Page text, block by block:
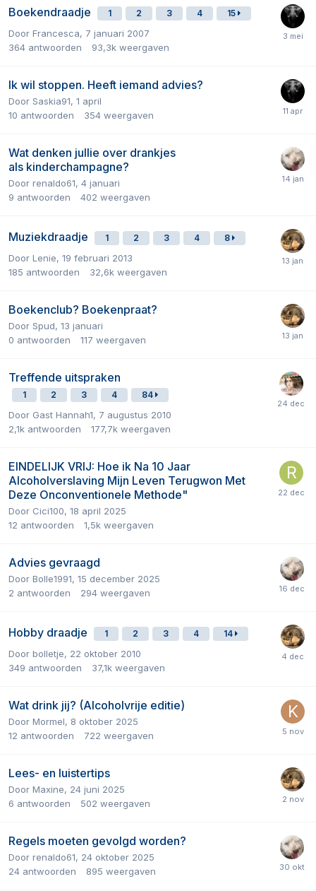
Boekendraadje 1 2 3 4 15
Door Francesca, 7 januari 2007
364 antwoorden 93,3k weergaven
Ik wil stoppen. Heeft iemand advies?
Door Saskia91, 1 april
10 antwoorden 354 weergaven
Wat denken jullie over drankjes
als kinderchampagne?
Door renaldo61, 4 januari
9 antwoorden 402 weergaven
Muziekdraadje 1 2 3 4 8
Door Lenie, 19 februari 2013
185 antwoorden 32,6k weergaven
Boekenclub? Boekenpraat?
Door Spud, 13 januari
0 antwoorden 117 weergaven
Treffende uitspraken
1 2 3 4 84
Door Gast Hannah1, 7 augustus 2010
2,1k antwoorden 177,7k weergaven
EINDELIJK VRIJ: Hoe ik Na 10 Jaar
Alcoholverslaving Mijn Leven Terugwon Met
Deze Onconventionele Methode"
Door Cici100, 18 april 2025
12 antwoorden 1,5k weergaven
Advies gevraagd
Door Bolle1991, 15 december 2025
2 antwoorden 294 weergaven
Hobby draadje 1 2 3 4 14
Door bolletje, 22 oktober 2010
349 antwoorden 37,1k weergaven
Wat drink jij? (Alcoholvrije editie)
Door Mormel, 8 oktober 2025
12 antwoorden 722 weergaven
Lees- en luistertips
Door Maxine, 24 juni 2025
6 antwoorden 502 weergaven
Regels moeten gevolgd worden?
Door renaldo61, 24 oktober 2025
24 antwoorden 895 weergaven